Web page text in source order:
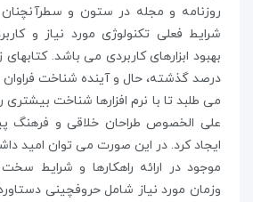
روزنامه و مجله در ستون و
شرایط فعلی تکنولوژی مورد نیاز و
بهبود ابزارهای کاربردی می باشد.
درصد گذشته، حال و آینده شناخت
می طلبد تا با نرم افزارها شناخت بیشتری
علی الخصوص طراحان خلاقی و فرهنگ
ایجاد کرد. در این صورت می توان امید
موجود در ارائه راهکارها و شرایط
وزمان مورد نیاز شامل حروفچینی